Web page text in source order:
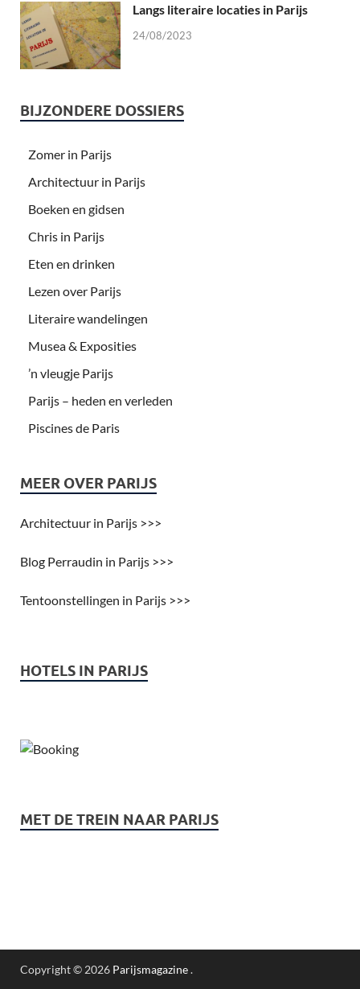
Langs literaire locaties in Parijs
24/08/2023
BIJZONDERE DOSSIERS
Zomer in Parijs
Architectuur in Parijs
Boeken en gidsen
Chris in Parijs
Eten en drinken
Lezen over Parijs
Literaire wandelingen
Musea & Exposities
’n vleugje Parijs
Parijs – heden en verleden
Piscines de Paris
MEER OVER PARIJS
Architectuur in Parijs >>>
Blog Perraudin in Parijs >>>
Tentoonstellingen in Parijs >>>
HOTELS IN PARIJS
MET DE TREIN NAAR PARIJS
Copyright © 2026 Parijsmagazine.